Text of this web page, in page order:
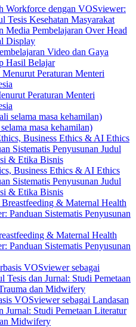
Workforce dengan VOSviewer:
Tesis Kesehatan Masyarakat
Media Pembelajaran Over Head
Display
Video dan Gaya
Hasil Belajar
Peraturan Menteri
masa kehamilan)
Business Ethics & AI Ethics
Sistematis Penyusunan Judul
& Etika Bisnis
& Maternal Health
Panduan Sistematis Penyusunan
VOSviewer sebagai Landasan
Jurnal: Studi Pemetaan Literatur
Midwifery